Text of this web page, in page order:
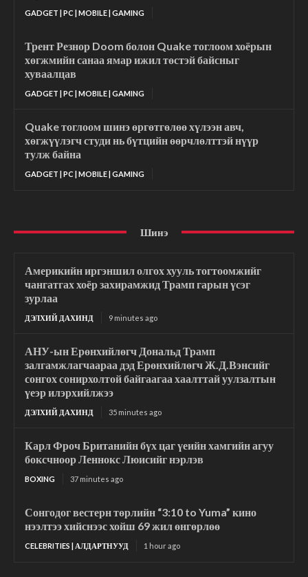
GADGET | PC | MOBILE | GAMING
Трент Резнор Doom болон Quake тоглоом хоёрын
хөгжмийн санаа ямар ижил төстэй байсныг
хуваалцав
GADGET | PC | MOBILE | GAMING
Quake тоглоом шинэ өргөтгөлөө хүлээн авч,
хөгжүүлэгч студи нь бүтцийн өөрчлөлттэй нүүр
тулж байна
GADGET | PC | MOBILE | GAMING
Шинэ
Америкийн иргэншил олгох хууль тогтоомжийг
чангатгах хоёр захирамжид Трамп гарын үсэг
зурлаа
ДЭЛХИЙ ДАХИНД 9 minutes ago
АНУ-ын Ерөнхийлөгч Дональд Трамп
залгамжлагчаараа дэд Ерөнхийлөгч Ж.Д.Вэнсийг
сонгох сонирхолтой байгаагаа хаалттай уулзалтын
үеэр илэрхийлжээ
ДЭЛХИЙ ДАХИНД 35 minutes ago
Карл Фроч Британийн бүх цаг үеийн хамгийн агуу
боксчноор Леннокс Люисийг нэрлэв
BOXING 37 minutes ago
Сонгодог вестерн төрлийн “3:10 to Yuma” кино
нээлтээ хийснээс хойш 69 жил өнгөрлөө
CELEBRITIES | АЛДАРТНУУД 1 hour ago